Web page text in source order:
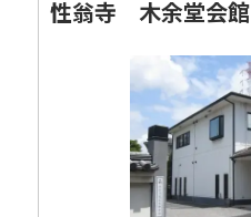
性翁寺 木余堂会館